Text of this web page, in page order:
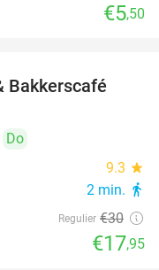
€5,50
40%
Bakkerscafé
Do
9.3 star
2 min. directions_walk
Regulier €30
€17,95